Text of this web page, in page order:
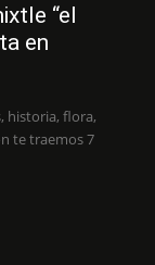
“el
en
historia, flora,
te traemos 7